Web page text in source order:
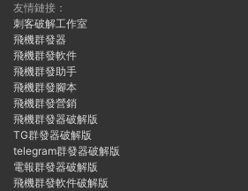
友情鏈接：
刺客破解工作室
飛機群發器
飛機群發軟件
飛機群發助手
飛機群發腳本
飛機群發營銷
飛機群發器破解版
TG群發器破解版
telegram群發器破解版
電報群發器破解版
飛機群發軟件破解版